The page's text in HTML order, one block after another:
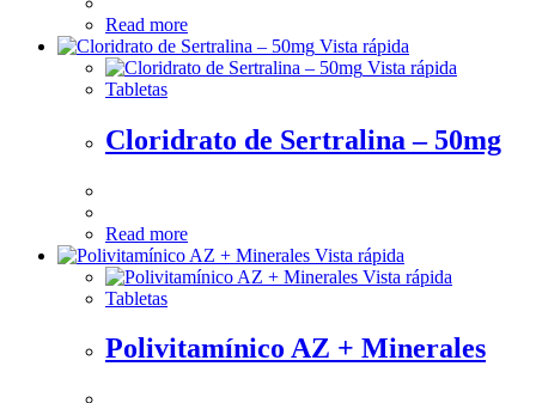
Read more
Vista rápida
Vista rápida
Tabletas
Cloridrato de Sertralina – 50mg
Read more
Vista rápida
Vista rápida
Tabletas
Polivitamínico AZ + Minerales